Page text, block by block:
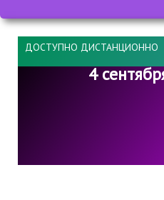
ДОСТУПНО ДИСТАНЦИОННО
4